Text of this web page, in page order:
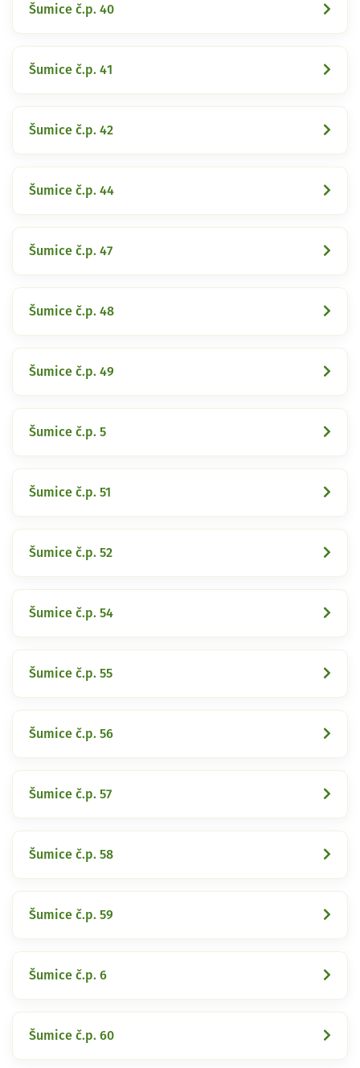
Šumice č.p. 40
Šumice č.p. 41
Šumice č.p. 42
Šumice č.p. 44
Šumice č.p. 47
Šumice č.p. 48
Šumice č.p. 49
Šumice č.p. 5
Šumice č.p. 51
Šumice č.p. 52
Šumice č.p. 54
Šumice č.p. 55
Šumice č.p. 56
Šumice č.p. 57
Šumice č.p. 58
Šumice č.p. 59
Šumice č.p. 6
Šumice č.p. 60